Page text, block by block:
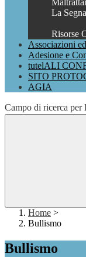
La
Risorse
Associazioni
Adesione e
tutelALI
SITO
AGIA
Campo di ricerca per
Home >
Bullismo
Bullismo